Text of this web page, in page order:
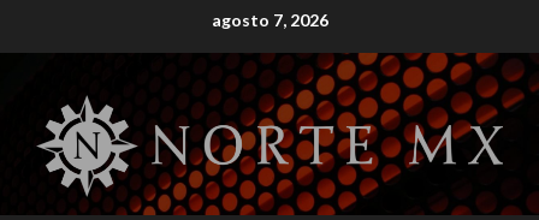
to
agosto 7, 2026